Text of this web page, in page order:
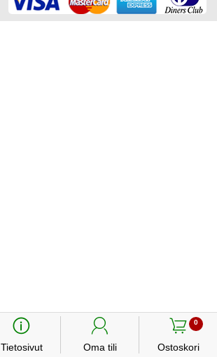
󰈢
Tietosivut
󰃳
Oma tili
0
󰃦
Ostoskori